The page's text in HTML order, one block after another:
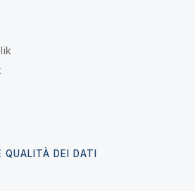
QUALITÀ DEI DATI